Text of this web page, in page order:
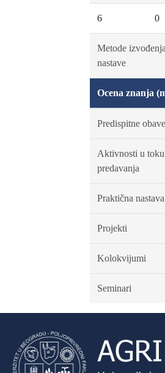
6 0
Metode izvođenja
nastave
Ocena znanja
Predispitne
Aktivnosti u toku
predavanja
Praktična nastava
Projekti
Kolokvijumi
Seminari